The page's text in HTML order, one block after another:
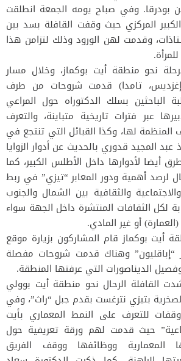
بودرقا. وفي صباح يومه الجمعة انطلقت
المركزي حيث وقفت القافلة بسد بين
وقدمت لهن الورود وذلك لتزامن هذا
نحو منطقة أيت بوكماز، وخلال مسار
إغزديس، تامدا) قدمت شروحات من طرف
الباحثين بسلك الدكتوراه حول المراعي
عبر فترات تاريخية متباينة، والتعرف
لها، وكذا القبائل التي تنتجع في
عبد المجيد قدوري بالحديث عن أدوار الزوايا
أيضا لأدوارها داخل الأطلس الكبير، كما
لرصد أهمية ودور المعابر “تيزي” في ربط
والثقافية بين الشمال والجنوب
لكل الثقافات المنتشرة داخل الجهة سواء
أو غير المادي.
أيت بوكماز قام المشاركون بزيارة موقع
“إباقليون” وهناك قدمت شروحات مفصلة
الديناصورات التي عرفتها المنطقة.
القافلة الرحال نحو منطقة أيت بوولي
بتيزي نترغست بقدم جبل “راث”، وفي
للتعرف على النمط المعماري بأيت
حيث قدمت لهم ورقة تعريفية حول
المعمارية ووظائفها ووقف الفريق